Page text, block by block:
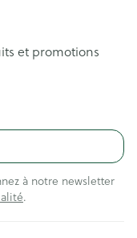
et promotions
à notre newsletter
.